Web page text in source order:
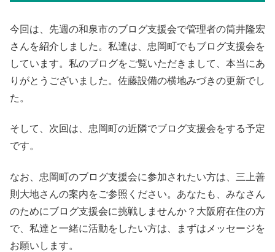
今回は、先週の和泉市のブログ支援会で管理者の筒井隆宏
さんを紹介しました。私達は、忠岡町でもブログ支援会を
しています。私のブログをご覧いただきまして、本当にあ
りがとうございました。佐藤設備の横地みづきの更新でし
た。
そして、次回は、忠岡町の近隣でブログ支援会をする予定
です。
なお、忠岡町のブログ支援会に参加されたい方は、三上善
則大地さんの案内をご参照ください。あなたも、みなさん
のためにブログ支援会に挑戦しませんか？大阪府在住の方
で、私達と一緒に活動をしたい方は、まずはメッセージを
お願いします。